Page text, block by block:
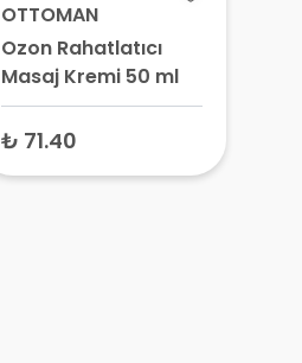
OTTOMAN
Ozon Rahatlatıcı
Masaj Kremi 50 ml
₺ 71.40